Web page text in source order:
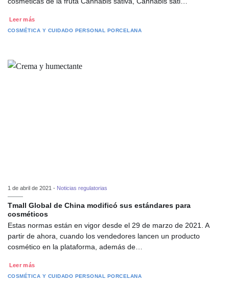
Leer más
COSMÉTICA Y CUIDADO PERSONAL PORCELANA
1 de abril de 2021 - Noticias regulatorias
Tmall Global de China modificó sus estándares para
cosméticos
Estas normas están en vigor desde el 29 de marzo de 2021. A
partir de ahora, cuando los vendedores lancen un producto
cosmético en la plataforma, además de…
Leer más
COSMÉTICA Y CUIDADO PERSONAL PORCELANA